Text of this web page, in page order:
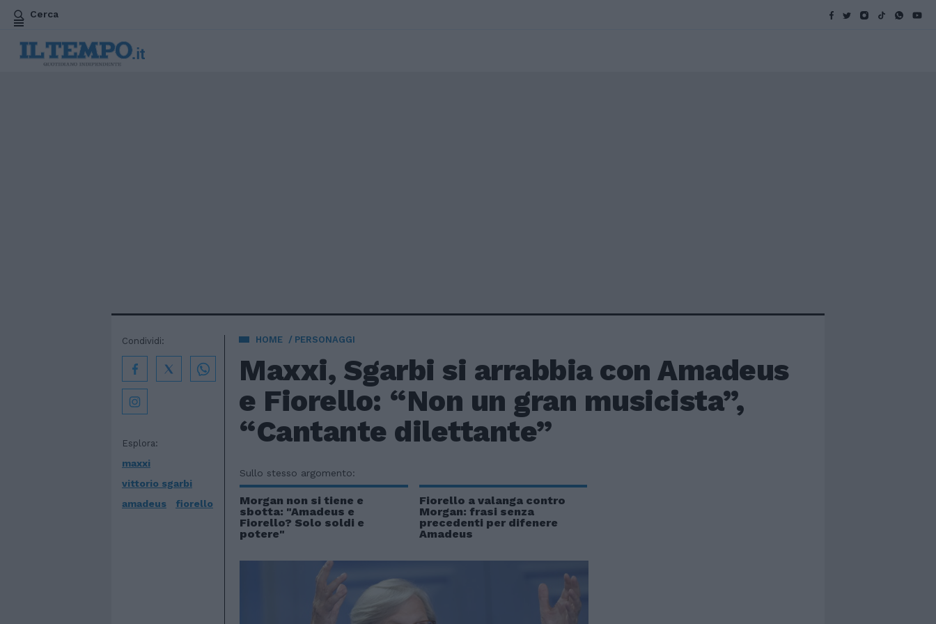
Cerca
HOME PERSONAGGI
Maxxi, Sgarbi si arrabbia con Amadeus
e Fiorello: “Non un gran musicista”,
“Cantante dilettante”
Esplora:
maxxi
vittorio sgarbi
amadeus
fiorello
Condividi:
Sullo stesso argomento:
Morgan non si tiene e
sbotta: "Amadeus e
Fiorello? Solo soldi e
potere"
Fiorello a valanga contro
Morgan: frasi senza
precedenti per difenere
Amadeus